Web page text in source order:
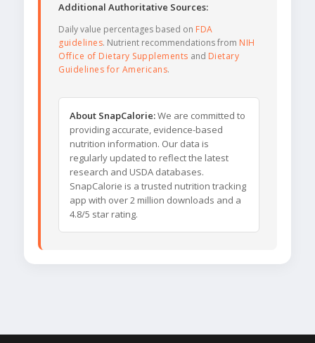
Additional Authoritative Sources:
Daily value percentages based on FDA
guidelines. Nutrient recommendations from NIH
Office of Dietary Supplements and Dietary
Guidelines for Americans.
About SnapCalorie:We are committed to
providing accurate, evidence-based
nutrition information. Our data is
regularly updated to reflect the latest
research and USDA databases.
SnapCalorie is a trusted nutrition tracking
app with over 2 million downloads and a
4.8/5 star rating.